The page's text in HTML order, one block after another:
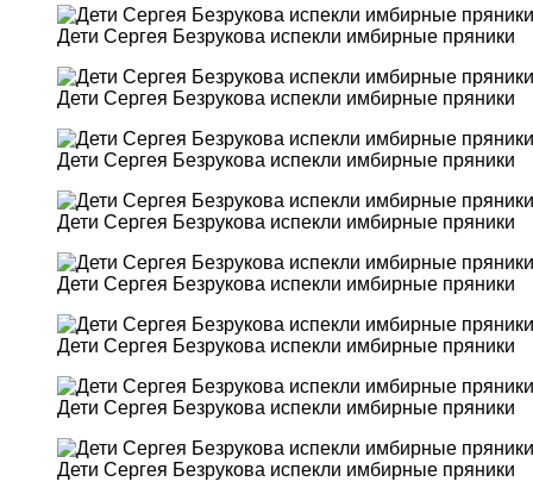
Дети Сергея Безрукова испекли имбирные пряники
Дети Сергея Безрукова испекли имбирные пряники
Дети Сергея Безрукова испекли имбирные пряники
Дети Сергея Безрукова испекли имбирные пряники
Дети Сергея Безрукова испекли имбирные пряники
Дети Сергея Безрукова испекли имбирные пряники
Дети Сергея Безрукова испекли имбирные пряники
Дети Сергея Безрукова испекли имбирные пряники